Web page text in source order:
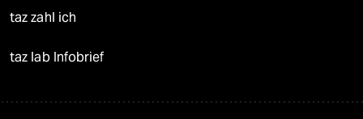
taz zahl ich
taz lab Infobrief